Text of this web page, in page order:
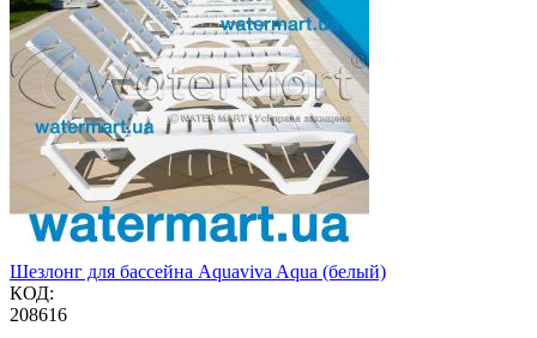
Шезлонг для бассейна Aquaviva Aqua (белый)
КОД:
208616